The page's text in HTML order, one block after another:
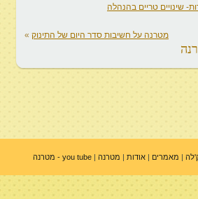
שינויים טריים בהנהלה
מטרנה על חשיבות סדר היום של התינוק »
| מאמרים |אודות | מטרנה |you tube - מטרנה